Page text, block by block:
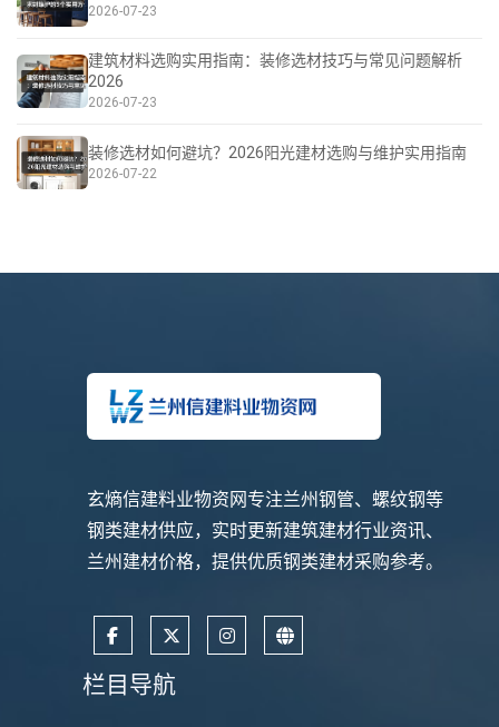
2026-07-23
建筑材料选购实用指南：装修选材技巧与常见问题解析
2026
2026-07-23
装修选材如何避坑？2026阳光建材选购与维护实用指南
2026-07-22
玄熵信建料业物资网专注兰州钢管、螺纹钢等
钢类建材供应，实时更新建筑建材行业资讯、
兰州建材价格，提供优质钢类建材采购参考。
栏目导航